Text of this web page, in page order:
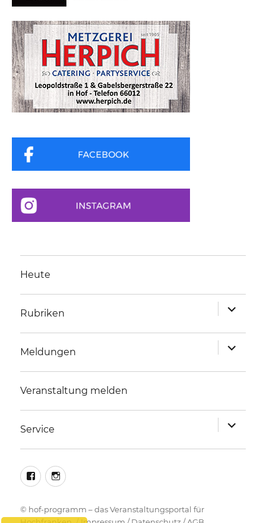
Heute
Rubriken
anzeigen
Meldungen
anzeigen
Veranstaltung melden
Service
anzeigen
facebookinstagram
© hof-programm – das Veranstaltungsportal für